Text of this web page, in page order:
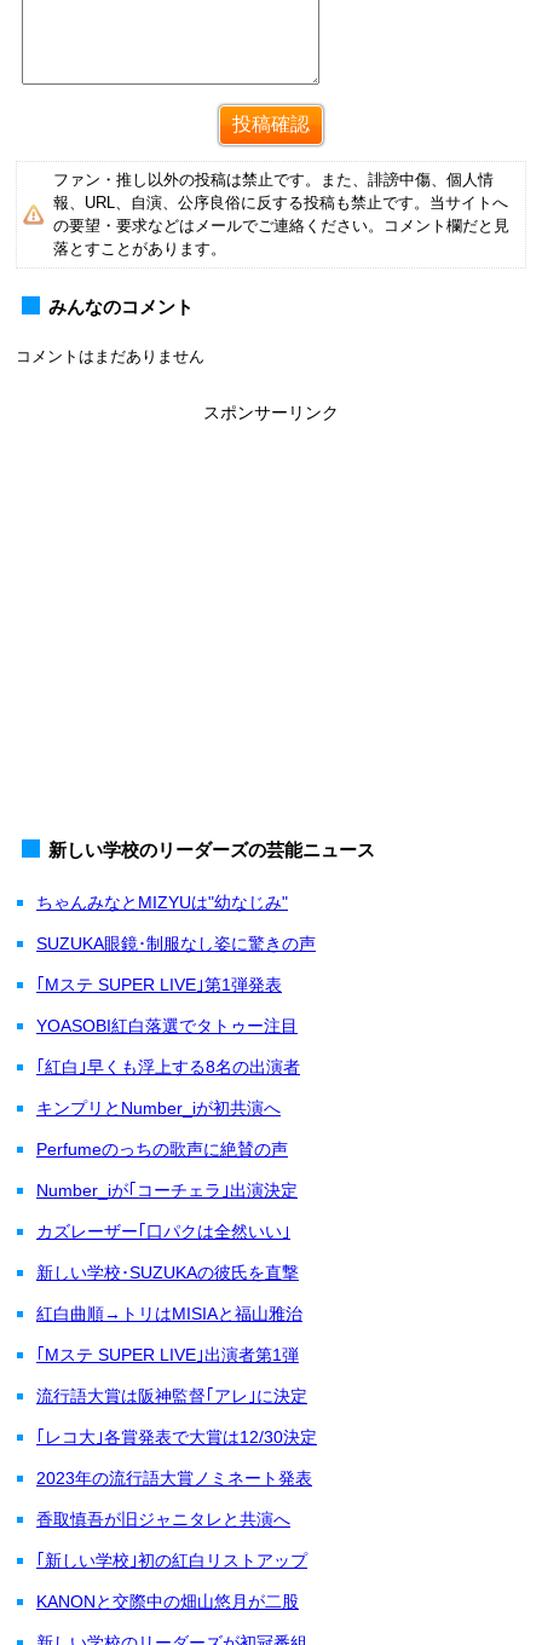
ファン・推し以外の投稿は禁止です。また、誹謗中傷、個人情
報、URL、自演、公序良俗に反する投稿も禁止です。当サイトへ
の要望・要求などはメールでご連絡ください。コメント欄だと見
落とすことがあります。
みんなのコメント
コメントはまだありません
スポンサーリンク
新しい学校のリーダーズの芸能ニュース
ちゃんみなとMIZYUは"幼なじみ"
SUZUKA眼鏡･制服なし姿に驚きの声
｢Mステ SUPER LIVE｣第1弾発表
YOASOBI紅白落選でタトゥー注目
｢紅白｣早くも浮上する8名の出演者
キンプリとNumber_iが初共演へ
Perfumeのっちの歌声に絶賛の声
Number_iが｢コーチェラ｣出演決定
カズレーザー｢口パクは全然いい｣
新しい学校･SUZUKAの彼氏を直撃
紅白曲順→トリはMISIAと福山雅治
｢Mステ SUPER LIVE｣出演者第1弾
流行語大賞は阪神監督｢アレ｣に決定
｢レコ大｣各賞発表で大賞は12/30決定
2023年の流行語大賞ノミネート発表
香取慎吾が旧ジャニタレと共演へ
｢新しい学校｣初の紅白リストアップ
KANONと交際中の畑山悠月が二股